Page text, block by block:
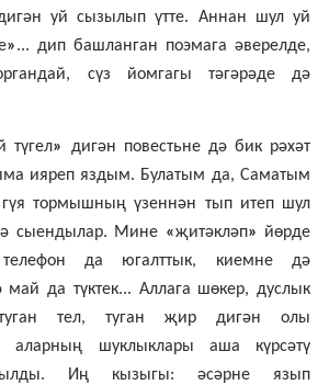
уй сызылып үтте. Аннан шул уй
»... дип башланган поэмага әверелде,
сүз йомгагы тәгәрәде дә
түгел»
дигән повестьне дә бик рәхәт
ияреп яздым. Булатым да, Саматым
тормышның үзеннән тып итеп шул
сыендылар. Мине «җитәкләп» йөрде
да югалттык, киемне дә
май да түктек... Аллага шөкер, дуслык
тел, туган җир дигән олы
аларның шуклыклары аша күрсәтү
Иң кызыгы: әсәрне язып